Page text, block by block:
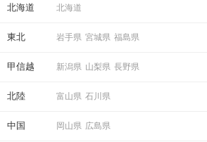
気になったお相手へご投票ください♪
連絡先送信システムは
パーティー終了まで利用可能。
北海道 北海道
東北 岩手県 宮城県 福島県
甲信越 新潟県 山梨県 長野県
北陸 富山県 石川県
中国 岡山県 広島県